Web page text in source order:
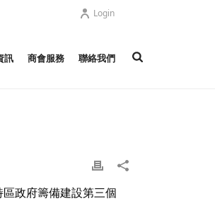
Login
訊 商會服務 聯絡我們
政府籌備建設第三個